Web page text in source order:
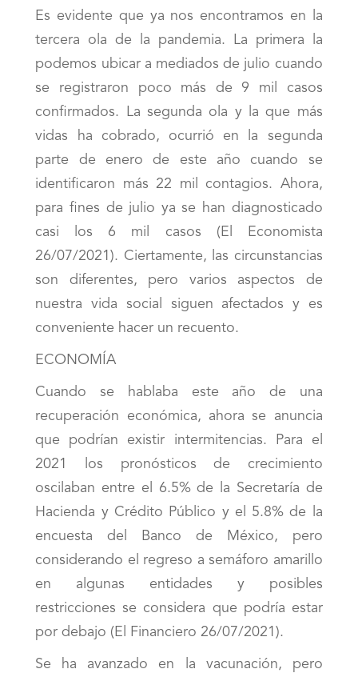
Es evidente que ya nos encontramos en la
tercera ola de la pandemia. La primera la
podemos ubicar a mediados de julio cuando
se registraron poco más de 9 mil casos
confirmados. La segunda ola y la que más
vidas ha cobrado, ocurrió en la segunda
parte de enero de este año cuando se
identificaron más 22 mil contagios. Ahora,
para fines de julio ya se han diagnosticado
casi los 6 mil casos (El Economista
26/07/2021). Ciertamente, las circunstancias
son diferentes, pero varios aspectos de
nuestra vida social siguen afectados y es
conveniente hacer un recuento.
ECONOMÍA
Cuando se hablaba este año de una
recuperación económica, ahora se anuncia
que podrían existir intermitencias. Para el
2021 los pronósticos de crecimiento
oscilaban entre el 6.5% de la Secretaría de
Hacienda y Crédito Público y el 5.8% de la
encuesta del Banco de México, pero
considerando el regreso a semáforo amarillo
en algunas entidades y posibles
restricciones se considera que podría estar
por debajo (El Financiero 26/07/2021).
Se ha avanzado en la vacunación, pero